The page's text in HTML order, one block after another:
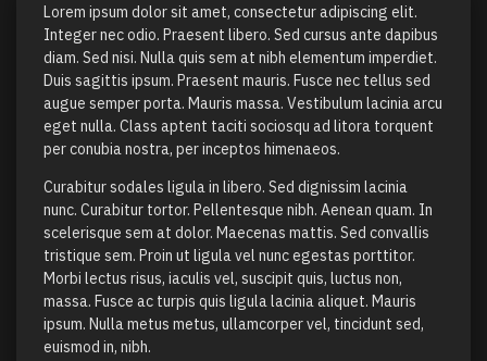
Lorem ipsum dolor sit amet, consectetur adipiscing elit.
Integer nec odio. Praesent libero. Sed cursus ante dapibus
diam. Sed nisi. Nulla quis sem at nibh elementum imperdiet.
Duis sagittis ipsum. Praesent mauris. Fusce nec tellus sed
augue semper porta. Mauris massa. Vestibulum lacinia arcu
eget nulla. Class aptent taciti sociosqu ad litora torquent
per conubia nostra, per inceptos himenaeos.
Curabitur sodales ligula in libero. Sed dignissim lacinia
nunc. Curabitur tortor. Pellentesque nibh. Aenean quam. In
scelerisque sem at dolor. Maecenas mattis. Sed convallis
tristique sem. Proin ut ligula vel nunc egestas porttitor.
Morbi lectus risus, iaculis vel, suscipit quis, luctus non,
massa. Fusce ac turpis quis ligula lacinia aliquet. Mauris
ipsum. Nulla metus metus, ullamcorper vel, tincidunt sed,
euismod in, nibh.